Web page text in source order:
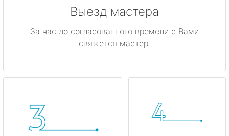
Выезд мастера
За час до согласованного времени с Вами
свяжется мастер.